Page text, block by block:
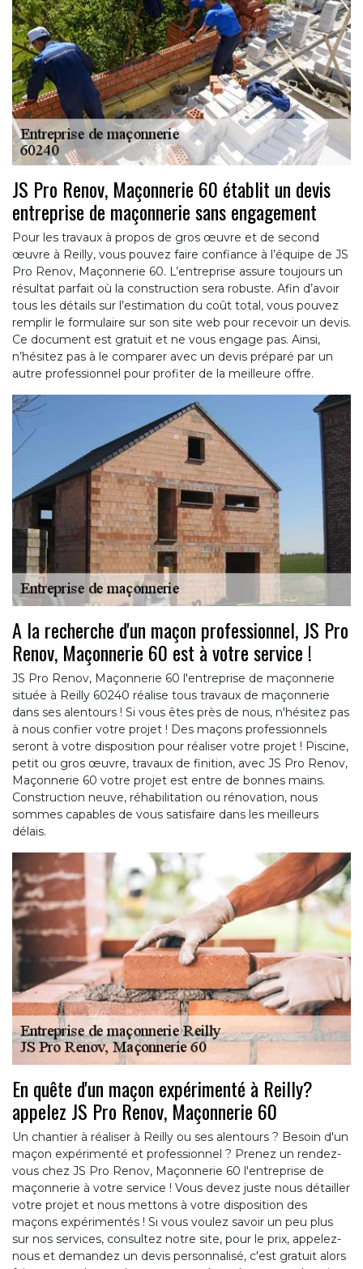
JS Pro Renov, Maçonnerie 60 établit un devis
entreprise de maçonnerie sans engagement
Pour les travaux à propos de gros œuvre et de second
œuvre à Reilly, vous pouvez faire confiance à l’équipe de JS
Pro Renov, Maçonnerie 60. L’entreprise assure toujours un
résultat parfait où la construction sera robuste. Afin d’avoir
tous les détails sur l’estimation du coût total, vous pouvez
remplir le formulaire sur son site web pour recevoir un devis.
Ce document est gratuit et ne vous engage pas. Ainsi,
n’hésitez pas à le comparer avec un devis préparé par un
autre professionnel pour profiter de la meilleure offre.
A la recherche d'un maçon professionnel, JS Pro
Renov, Maçonnerie 60 est à votre service !
JS Pro Renov, Maçonnerie 60 l'entreprise de maçonnerie
située à Reilly 60240 réalise tous travaux de maçonnerie
dans ses alentours ! Si vous êtes près de nous, n'hésitez pas
à nous confier votre projet ! Des maçons professionnels
seront à votre disposition pour réaliser votre projet ! Piscine,
petit ou gros œuvre, travaux de finition, avec JS Pro Renov,
Maçonnerie 60 votre projet est entre de bonnes mains.
Construction neuve, réhabilitation ou rénovation, nous
sommes capables de vous satisfaire dans les meilleurs
délais.
En quête d'un maçon expérimenté à Reilly?
appelez JS Pro Renov, Maçonnerie 60
Un chantier à réaliser à Reilly ou ses alentours ? Besoin d'un
maçon expérimenté et professionnel ? Prenez un rendez-
vous chez JS Pro Renov, Maçonnerie 60 l'entreprise de
maçonnerie à votre service ! Vous devez juste nous détailler
votre projet et nous mettons à votre disposition des
maçons expérimentés ! Si vous voulez savoir un peu plus
sur nos services, consultez notre site, pour le prix, appelez-
nous et demandez un devis personnalisé, c'est gratuit alors